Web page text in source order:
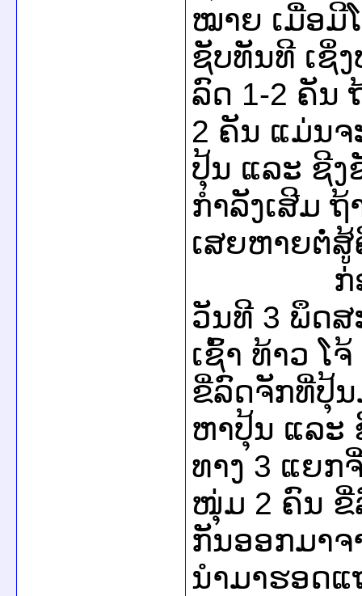
ໝາຍ ເມື່ອມີ
ຊັບທັນທີ ເຊິ່
ລົດ 1-2 ຄັນ
2 ຄັນ ແມ່ນ
ປຸ້ນ ແລະ ຊີງ
ກຳລັງເສີມ
ເສຍຫາຍຕໍ່
ກ່ອນໜ້
ວັນທີ 3 ພຶດສ
ເຊົ້າ ທ້າວ ໂ
ຂີ່ລົດຈັກທີ່ປຸ້ນ
ຫາປຸ້ນ ແລະ
ທາງ 3 ແຍກ
ໜຸ່ມ 2 ຄົນ ຂີ່
ກັນອອກມາຈ
ນຳມາຮອດ